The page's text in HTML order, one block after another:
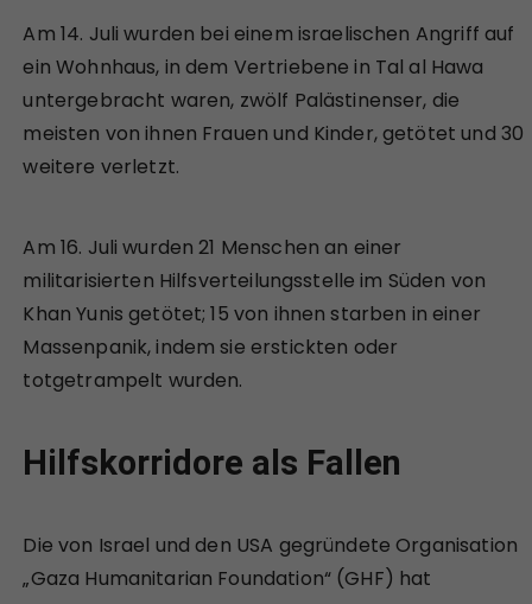
Am 14. Juli wurden bei einem israelischen Angriff auf
ein Wohnhaus, in dem Vertriebene in Tal al Hawa
untergebracht waren, zwölf Palästinenser, die
meisten von ihnen Frauen und Kinder, getötet und 30
weitere verletzt.
Am 16. Juli wurden 21 Menschen an einer
militarisierten Hilfsverteilungsstelle im Süden von
Khan Yunis getötet; 15 von ihnen starben in einer
Massenpanik, indem sie erstickten oder
totgetrampelt wurden.
Hilfskorridore als Fallen
Die von Israel und den USA gegründete Organisation
„Gaza Humanitarian Foundation“ (GHF) hat